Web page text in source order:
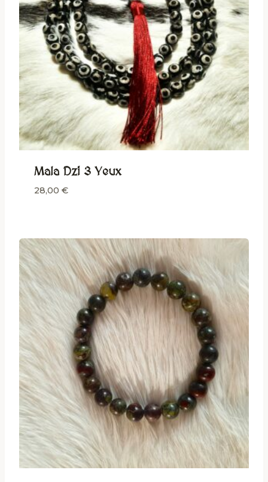
Mala Dzi 3 Yeux
28,00 €